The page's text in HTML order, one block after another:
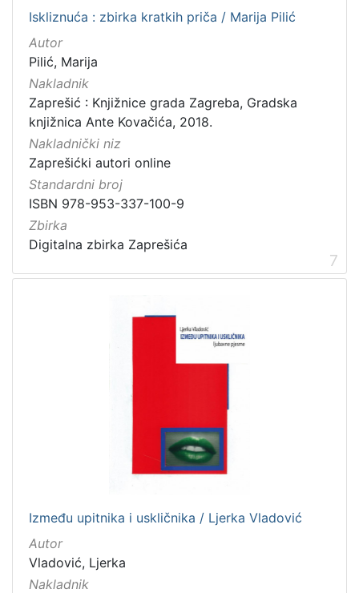
Iskliznuća : zbirka kratkih priča / Marija Pilić
Autor
Pilić, Marija
Nakladnik
Zaprešić : Knjižnice grada Zagreba, Gradska
knjižnica Ante Kovačića, 2018.
Nakladnički niz
Zaprešićki autori online
Standardni broj
ISBN 978-953-337-100-9
Zbirka
Digitalna zbirka Zaprešića
7
Između upitnika i uskličnika / Ljerka Vladović
Autor
Vladović, Ljerka
Nakladnik